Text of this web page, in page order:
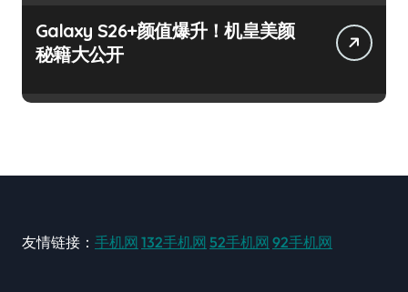
Galaxy S26+颜值爆升！机皇美颜
秘籍大公开
友情链接： 手机网 132手机网 52手机网 92手机网